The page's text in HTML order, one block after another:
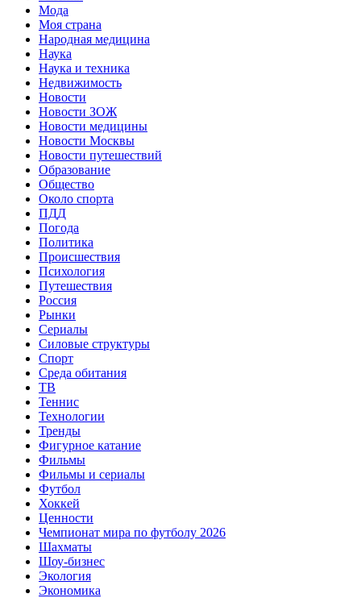
Мода
Моя страна
Народная медицина
Наука
Наука и техника
Недвижимость
Новости
Новости ЗОЖ
Новости медицины
Новости Москвы
Новости путешествий
Образование
Общество
Около спорта
ПДД
Погода
Политика
Происшествия
Психология
Путешествия
Россия
Рынки
Сериалы
Силовые структуры
Спорт
Среда обитания
ТВ
Теннис
Технологии
Тренды
Фигурное катание
Фильмы
Фильмы и сериалы
Футбол
Хоккей
Ценности
Чемпионат мира по футболу 2026
Шахматы
Шоу-бизнес
Экология
Экономика